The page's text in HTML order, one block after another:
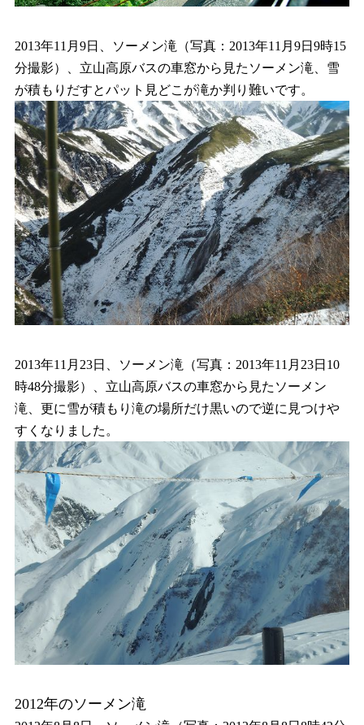
2013年11月9日、ソーメン滝（写真：2013年11月9日9時15
分撮影）、立山高原バスの車窓から見たソーメン滝、雪
が積もりだすとパット見どこが滝か判り難いです。
2013年11月23日、ソーメン滝（写真：2013年11月23日10
時48分撮影）、立山高原バスの車窓から見たソーメン
滝、更に雪が積もり滝の場所だけ黒いので逆に見つけや
すくなりました。
2012年のソーメン滝